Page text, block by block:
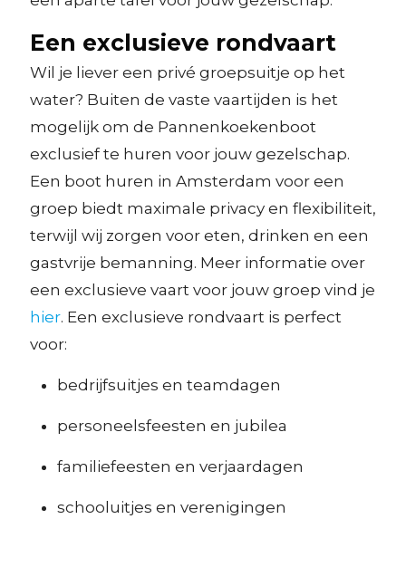
Een exclusieve rondvaart
Wil je liever een privé groepsuitje op het
water? Buiten de vaste vaartijden is het
mogelijk om de Pannenkoekenboot
exclusief te huren voor jouw gezelschap.
Een boot huren in Amsterdam voor een
groep biedt maximale privacy en flexibiliteit,
terwijl wij zorgen voor eten, drinken en een
gastvrije bemanning. Meer informatie over
een exclusieve vaart voor jouw groep vind je
hier. Een exclusieve rondvaart is perfect
voor:
bedrijfsuitjes en teamdagen
personeelsfeesten en jubilea
familiefeesten en verjaardagen
schooluitjes en verenigingen